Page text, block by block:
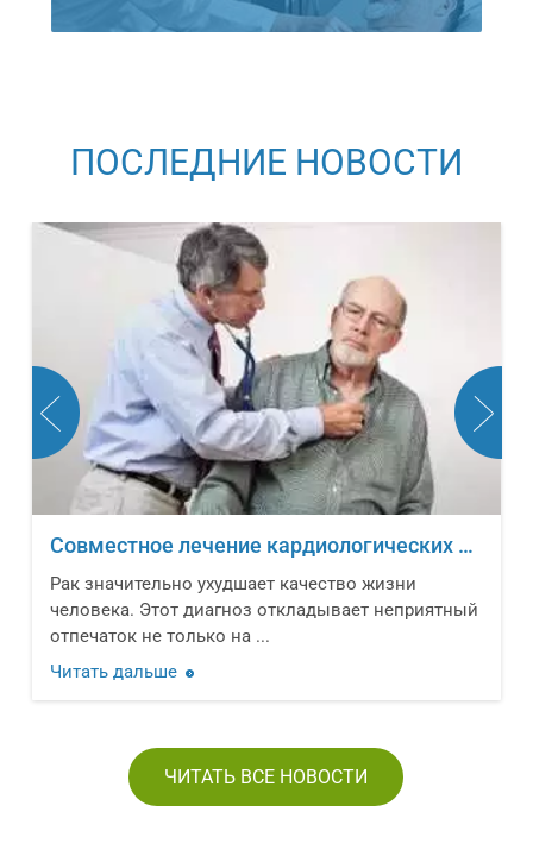
ПОСЛЕДНИЕ НОВОСТИ
Совместное лечение кардиологических заболеваний и онкологических новообразований
Рак значительно ухудшает качество жизни
человека. Этот диагноз откладывает неприятный
отпечаток не только на ...
Читать дальше
ЧИТАТЬ ВСЕ НОВОСТИ